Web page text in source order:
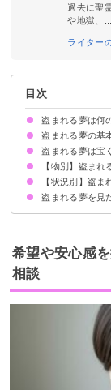
過去に聖
や地獄、...
ライター
目次
盗まれる夢は何
盗まれる夢の基
①何かを得る
②問題解決の
状況によって
盗まれる夢は宝
金運が上がる
盗まれる夢を
【物別】盗まれ
車を盗まれる
財布を盗まれ
お金を盗まれ
自転車を盗ま
鞄を盗まれる
貴重品を盗ま
スマホを盗ま
服を盗まれる
バイクを盗ま
時計を盗まれ
食べ物を盗ま
アクセサリー
本を盗まれる
家電を盗まれ
和服を盗まれ
制服を盗まれ
【状況別】盗ま
盗まれて警察
盗まれて取り
盗まれて脅さ
身内に盗まれ
恋人に盗まれ
泥棒に盗まれ
盗まれる夢を見
吉夢なら人に
警告夢や凶夢
希望や安心感
相談